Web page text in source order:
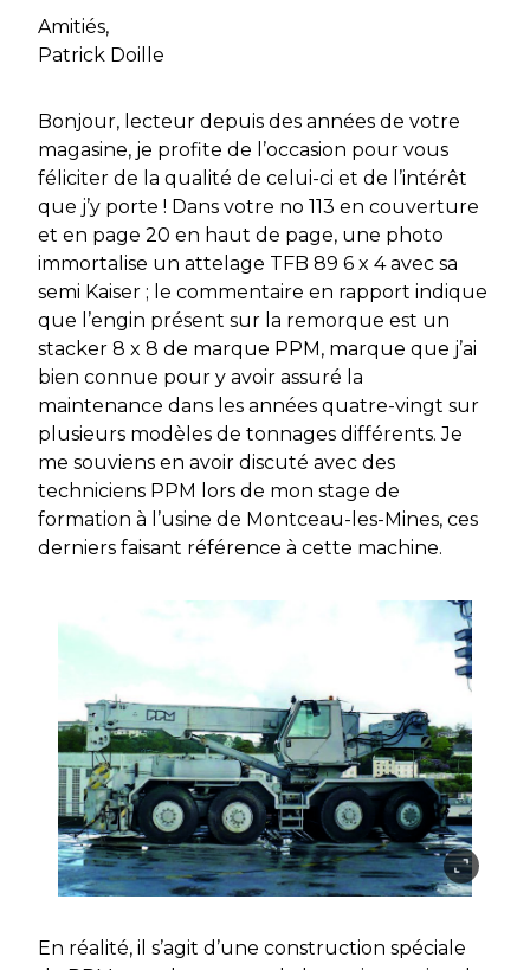
Amitiés,
Patrick Doille
Bonjour, lecteur depuis des années de votre
magasine, je profite de l’occasion pour vous
féliciter de la qualité de celui-ci et de l’intérêt
que j’y porte ! Dans votre no 113 en couverture
et en page 20 en haut de page, une photo
immortalise un attelage TFB 89 6 x 4 avec sa
semi Kaiser ; le commentaire en rapport indique
que l’engin présent sur la remorque est un
stacker 8 x 8 de marque PPM, marque que j’ai
bien connue pour y avoir assuré la
maintenance dans les années quatre-vingt sur
plusieurs modèles de tonnages différents. Je
me souviens en avoir discuté avec des
techniciens PPM lors de mon stage de
formation à l’usine de Montceau-les-Mines, ces
derniers faisant référence à cette machine.
En réalité, il s’agit d’une construction spéciale